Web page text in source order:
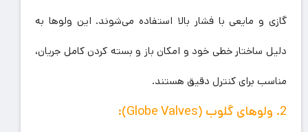
گازی و مایعی با فشار بالا استفاده می‌شوند. این ولوها به
دلیل ساختار خطی خود و امکان باز و بسته کردن کامل جریان،
مناسب برای کنترل دقیق هستند.
2. ولوهای گلوب (Globe Valves):